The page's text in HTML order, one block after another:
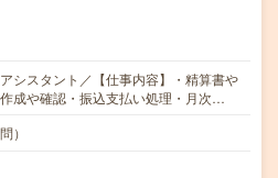
シスタント／【仕事内容】・精算書や
成や確認・振込支払い処理・月次…
）